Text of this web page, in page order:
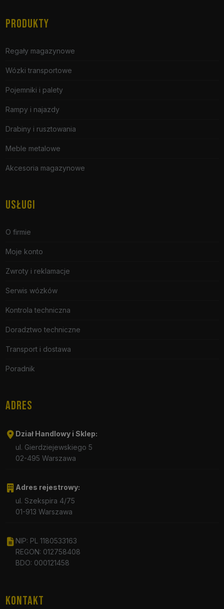
PRODUKTY
Regały magazynowe
Wózki transportowe
Pojemniki i palety
Rampy i najazdy
Drabiny i rusztowania
Meble metalowe
Akcesoria magazynowe
USŁUGI
O firmie
Moje konto
Zwroty i reklamacje
Serwis wózków
Kontrola techniczna
Doradztwo techniczne
Transport i dostawa
Poradnik
ADRES
Dział Handlowy i Sklep:
ul. Gierdziejewskiego 5
02-495 Warszawa
Adres rejestrowy:
ul. Szekspira 4/75
01-913 Warszawa
NIP: PL 1180533163
REGON: 012758408
BDO: 000121458
KONTAKT